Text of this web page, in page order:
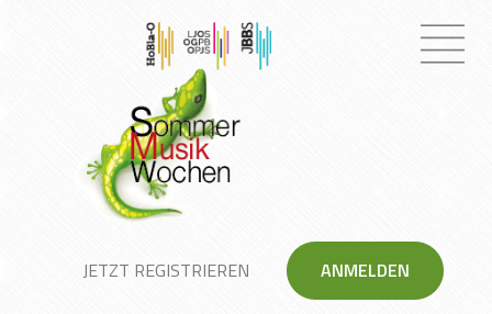
JETZT REGISTRIEREN ANMELDEN